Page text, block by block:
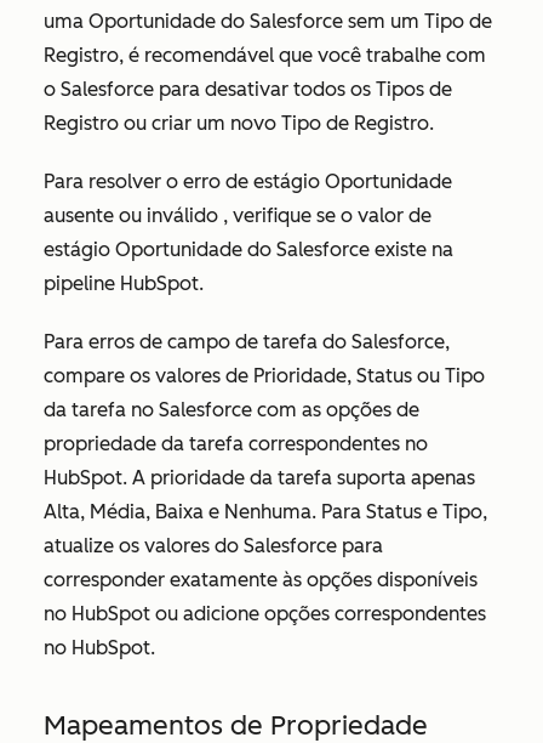
uma Oportunidade do Salesforce sem um Tipo de
Registro, é recomendável que você trabalhe com
o Salesforce para desativar todos os Tipos de
Registro ou criar um novo Tipo de Registro.
Para resolver o erro de estágio Oportunidade
ausente ou inválido , verifique se o valor de
estágio Oportunidade do Salesforce existe na
pipeline HubSpot.
Para erros de campo de tarefa do Salesforce,
compare os valores de Prioridade, Status ou Tipo
da tarefa no Salesforce com as opções de
propriedade da tarefa correspondentes no
HubSpot. A prioridade da tarefa suporta apenas
Alta, Média, Baixa e Nenhuma. Para Status e Tipo,
atualize os valores do Salesforce para
corresponder exatamente às opções disponíveis
no HubSpot ou adicione opções correspondentes
no HubSpot.
Mapeamentos de Propriedade